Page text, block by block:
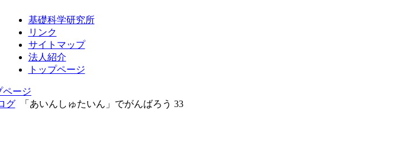
基礎科学研究所
リンク
サイトマップ
法人紹介
トップページ
グ
「あいんしゅたいん」でがんばろう 33